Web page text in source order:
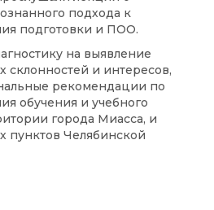
подхода к
подготовки и ПОО.
на выявление
склонностей и интересов,
рекомендации по
обучения и учебного
города Миасса, и
пунктов Челябинской